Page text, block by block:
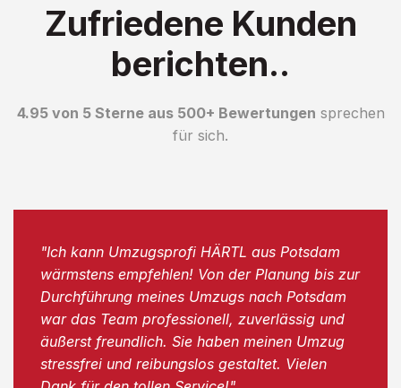
Zufriedene Kunden
berichten..
4.95 von 5 Sterne aus 500+ Bewertungen sprechen
für sich.
"Ich kann Umzugsprofi HÄRTL aus Potsdam
wärmstens empfehlen! Von der Planung bis zur
Durchführung meines Umzugs nach Potsdam
war das Team professionell, zuverlässig und
äußerst freundlich. Sie haben meinen Umzug
stressfrei und reibungslos gestaltet. Vielen